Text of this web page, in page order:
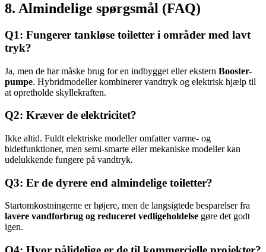
8. Almindelige spørgsmål (FAQ)
Q1: Fungerer tankløse toiletter i områder med lavt
tryk?
Ja, men de har måske brug for en indbygget eller ekstern Booster-
pumpe. Hybridmodeller kombinerer vandtryk og elektrisk hjælp til
at opretholde skyllekraften.
Q2: Kræver de elektricitet?
Ikke altid. Fuldt elektriske modeller omfatter varme- og
bidetfunktioner, men semi-smarte eller mekaniske modeller kan
udelukkende fungere på vandtryk.
Q3: Er de dyrere end almindelige toiletter?
Startomkostningerne er højere, men de langsigtede besparelser fra
lavere vandforbrug og reduceret vedligeholdelse gøre det godt
igen.